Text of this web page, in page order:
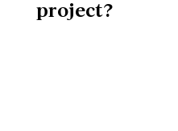
project?